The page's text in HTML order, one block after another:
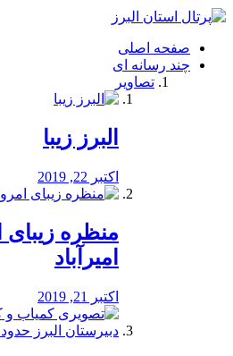
فصد
شرق
تهران
خشکشویی
صفحه اصلی
چند رسانه ای
تصاویر
البرز زیبا
اکتبر 22, 2019
منظره‌‌ زیبای
امیرآباد
اکتبر 21, 2019